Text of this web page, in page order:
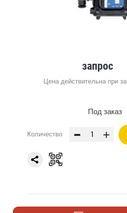
запрос
Цена действительна при
Под заказ
Количество - +